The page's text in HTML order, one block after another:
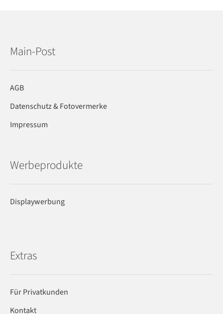
Main-Post
AGB
Datenschutz & Fotovermerke
Impressum
Werbeprodukte
Displaywerbung
Extras
Für Privatkunden
Kontakt